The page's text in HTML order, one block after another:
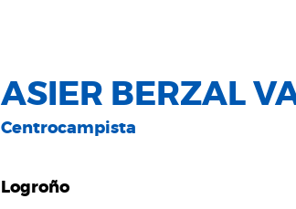
ASIER BERZAL
Centrocampista
Logroño